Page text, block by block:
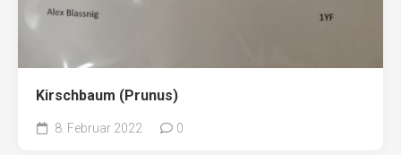
Kirschbaum (Prunus)
8. Februar 2022 0